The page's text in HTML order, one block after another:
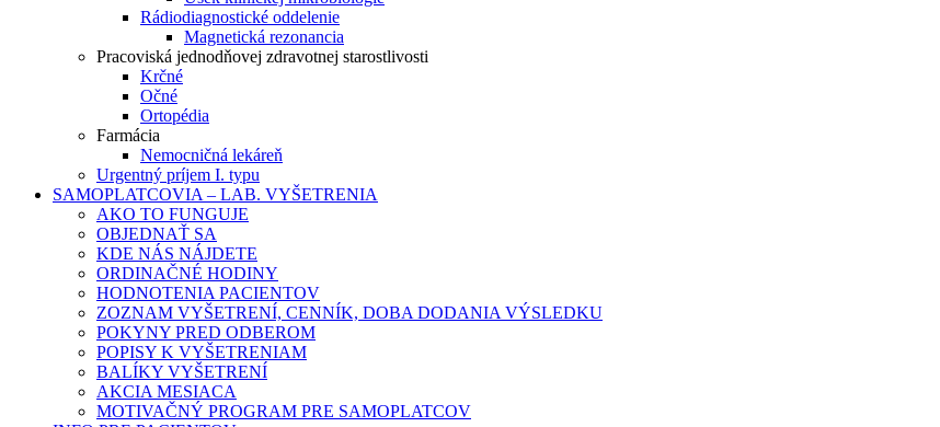
Rádiodiagnostické oddelenie
Magnetická rezonancia
Pracoviská jednodňovej zdravotnej starostlivosti
Krčné
Očné
Ortopédia
Farmácia
Nemocničná lekáreň
Urgentný príjem I. typu
SAMOPLATCOVIA – LAB. VYŠETRENIA
AKO TO FUNGUJE
OBJEDNAŤ SA
KDE NÁS NÁJDETE
ORDINAČNÉ HODINY
HODNOTENIA PACIENTOV
ZOZNAM VYŠETRENÍ, CENNÍK, DOBA DODANIA VÝSLEDKU
POKYNY PRED ODBEROM
POPISY K VYŠETRENIAM
BALÍKY VYŠETRENÍ
AKCIA MESIACA
MOTIVAČNÝ PROGRAM PRE SAMOPLATCOV